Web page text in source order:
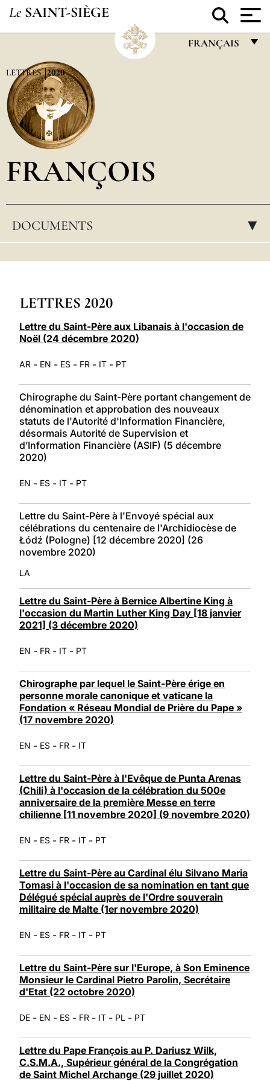
Le SAINT-SIÈGE
FRANÇAIS
POLSKI
LETTRES 2020
FRANÇOIS
DOCUMENTS ▸
LETTRES 2020
Lettre du Saint-Père aux Libanais à l'occasion de
Noël (24 décembre 2020)
AR - EN - ES - FR - IT - PT
Chirographe du Saint-Père portant changement de
dénomination et approbation des nouveaux
statuts de l'Autorité d'Information Financière,
désormais Autorité de Supervision et
d’Information Financière (ASIF) (5 décembre
2020)
EN - ES - IT - PT
Lettre du Saint-Père à l'Envoyé spécial aux
célébrations du centenaire de l'Archidiocèse de
Łódź (Pologne) [12 décembre 2020] (26
novembre 2020)
LA
Lettre du Saint-Père à Bernice Albertine King à
l'occasion du Martin Luther King Day [18 janvier
2021] (3 décembre 2020)
EN - FR - IT - PT
Chirographe par lequel le Saint-Père érige en
personne morale canonique et vaticane la
Fondation « Réseau Mondial de Prière du Pape »
(17 novembre 2020)
EN - ES - FR - IT
Lettre du Saint-Père à l'Evêque de Punta Arenas
(Chili) à l'occasion de la célébration du 500e
anniversaire de la première Messe en terre
chilienne [11 novembre 2020] (9 novembre 2020)
EN - ES - FR - IT - PT
Lettre du Saint-Père au Cardinal élu Silvano Maria
Tomasi à l'occasion de sa nomination en tant que
Délégué spécial auprès de l'Ordre souverain
militaire de Malte (1er novembre 2020)
EN - ES - FR - IT - PT
Lettre du Saint-Père sur l'Europe, à Son Eminence
Monsieur le Cardinal Pietro Parolin, Secrétaire
d'Etat (22 octobre 2020)
DE - EN - ES - FR - IT - PL - PT
Lettre du Pape François au P. Dariusz Wilk,
C.S.M.A., Supérieur général de la Congrégation
de Saint Michel Archange (29 juillet 2020)